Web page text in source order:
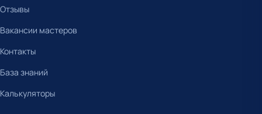
Отзывы
Вакансии мастеров
Контакты
База знаний
Калькуляторы